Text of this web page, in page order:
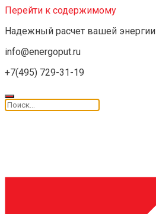
Перейти к содержимому
Надежный расчет вашей энергии
info@energoput.ru
+7(495) 729-31-19